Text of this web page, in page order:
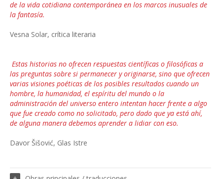
de la vida cotidiana contemporánea en los marcos inusuales de
la fantasía.
Vesna Solar, crítica literaria
Estas historias no ofrecen respuestas científicas o filosóficas a
las preguntas sobre si permanecer y originarse, sino que ofrecen
varias visiones poéticas de los posibles resultados cuando un
hombre, la humanidad, el espíritu del mundo o la
administración del universo entero intentan hacer frente a algo
que fue creado como no solicitado, pero dado que ya está ahí,
de alguna manera debemos aprender a lidiar con eso.
Davor Šišović, Glas Istre